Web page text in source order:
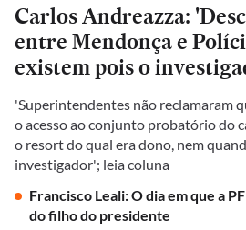
Carlos Andreazza:
entre Mendonça e
existem pois o
'Superintendentes não reclamaram
o acesso ao conjunto probatório do
o resort do qual era dono, nem
investigador'; leia coluna
Francisco Leali: O dia em que a
do filho do presidente